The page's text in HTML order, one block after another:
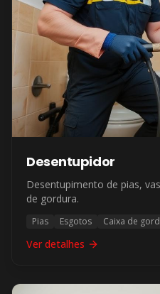
Desentupidor
Desentupimento de pias,
de gordura.
Pias Esgotos Caixa de
Ver detalhes